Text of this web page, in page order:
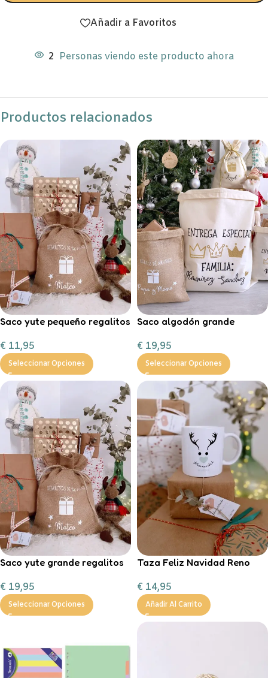
Añadir a Favoritos
2 Personas viendo este producto ahora
Productos relacionados
Saco yute pequeño regalitos
€ 11,95
Seleccionar Opciones
Saco algodón grande
Magos”
€ 19,95
Seleccionar Opciones
Saco yute grande regalitos
€ 19,95
Seleccionar Opciones
Taza Feliz Navidad Reno
personalizable con
chocolate a la taza, nub
€ 14,95
Añadir Al Carrito